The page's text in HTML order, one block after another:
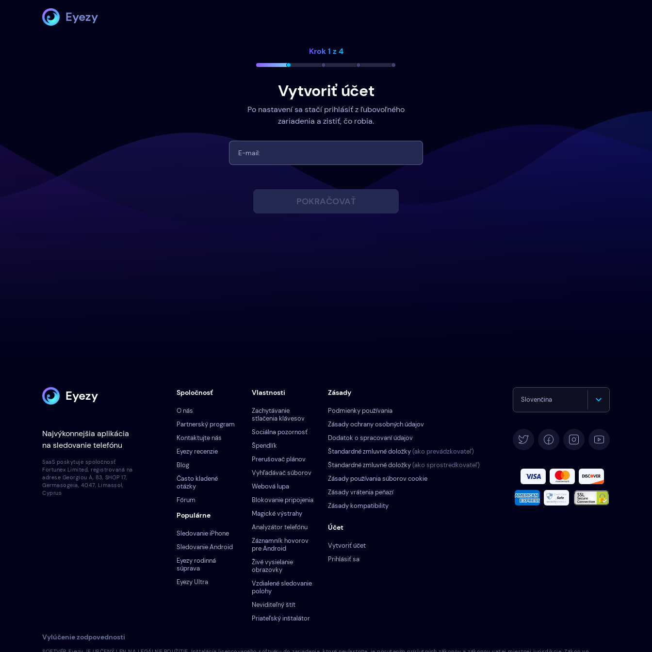
Eyezy
Krok 1 z 4
Vytvoriť účet
Po nastavení sa stačí prihlásiť z ľubovoľného
zariadenia a zistiť, čo robia.
POKRAČOVAŤ
Eyezy
Najvýkonnejšia aplikácia
na sledovanie telefónu
Spoločnosť
O nás
Partnerský program
Kontaktujte nás
Eyezy recenzie
Blog
Často kladené
otázky
Fórum
Populárne
Sledovanie iPhone
Sledovanie Android
Eyezy rodinná
súprava
Eyezy Ultra
Účet
Vytvoriť účet
Prihlásiť sa
Zásady
Podmienky používania
Zásady ochrany osobných údajov
Dodatok o spracovaní údajov
Štandardné zmluvné doložky(ako prevádzkovateľ)
Štandardné zmluvné doložky(ako sprostredkovateľ)
Zásady používania súborov cookie
Zásady vrátenia peňazí
Zásady kompatibility
Vlastnosti
Zachytávanie
stlačenia klávesov
Sociálna pozornosť
Špendlík
Prerušovač plánov
Vyhľadávač súborov
Webová lupa
Blokovanie pripojenia
Magické výstrahy
Analyzátor telefónu
Záznamník hovorov
pre Android
Živé vysielanie
obrazovky
Vzdialené sledovanie
polohy
Neviditeľný štít
Priateľský inštalátor
Slovenčina
Español
Français
SaaS poskytuje spoločnosť
Fortunex Limited, registrovaná na
adrese Georgiou A, 83, SHOP 17,
Germasogeia, 4047, Limassol,
Cyprus
Vylúčenie zodpovednosti